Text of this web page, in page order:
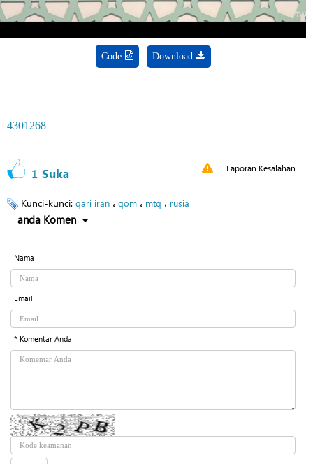
Code Download
4301268
1 Suka Laporan Kesalahan
Kunci-kunci: qari iran ، qom ، mtq ، rusia
anda Komen
Nama
Email
* Komentar Anda